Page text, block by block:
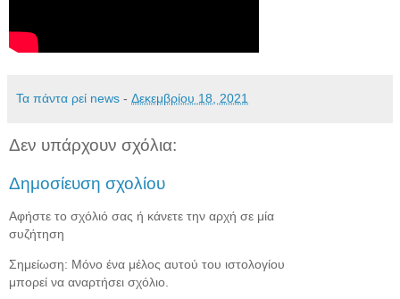
Τα πάντα ρεί news - Δεκεμβρίου 18, 2021
Δεν υπάρχουν σχόλια:
Δημοσίευση σχολίου
Αφήστε το σχόλιό σας ή κάνετε την αρχή σε μία
συζήτηση
Σημείωση: Μόνο ένα μέλος αυτού του ιστολογίου
μπορεί να αναρτήσει σχόλιο.